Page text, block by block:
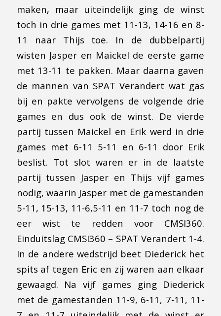
maken, maar uiteindelijk ging de winst
toch in drie games met 11-13, 14-16 en 8-
11 naar Thijs toe. In de dubbelpartij
wisten Jasper en Maickel de eerste game
met 13-11 te pakken. Maar daarna gaven
de mannen van SPAT Verandert wat gas
bij en pakte vervolgens de volgende drie
games en dus ook de winst. De vierde
partij tussen Maickel en Erik werd in drie
games met 6-11 5-11 en 6-11 door Erik
beslist. Tot slot waren er in de laatste
partij tussen Jasper en Thijs vijf games
nodig, waarin Jasper met de gamestanden
5-11, 15-13, 11-6,5-11 en 11-7 toch nog de
eer wist te redden voor CMSI360.
Einduitslag CMSI360 – SPAT Verandert 1-4.
In de andere wedstrijd beet Diederick het
spits af tegen Eric en zij waren aan elkaar
gewaagd. Na vijf games ging Diederick
met de gamestanden 11-9, 6-11, 7-11, 11-